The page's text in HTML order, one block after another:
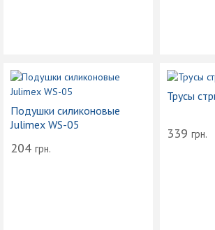
Подушки силиконовые
Julimex WS-05
204 грн.
Трусы
339 грн.